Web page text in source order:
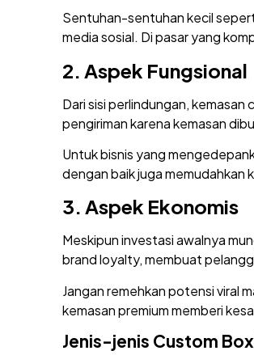
Sentuhan-sentuhan kecil
media sosial. Di pasar yang
2. Aspek Fungsional
Dari sisi perlindungan,
pengiriman karena kemasan
Untuk bisnis yang
dengan baik juga memudahkan
3.Aspek Ekonomis
Meskipun investasi awalnya
brand loyalty, membuat
Jangan remehkan potensi viral
kemasan premium memberi
Jenis-jenis Custom